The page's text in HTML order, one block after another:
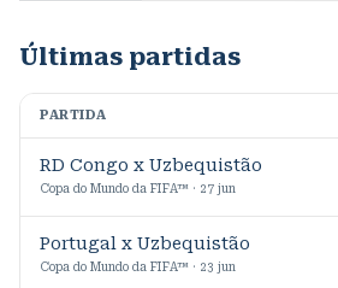
Últimas partidas
PARTIDA
RD Congo x Uzbequistão
Copa do Mundo da FIFA™ · 27 jun
Portugal x Uzbequistão
Copa do Mundo da FIFA™ · 23 jun